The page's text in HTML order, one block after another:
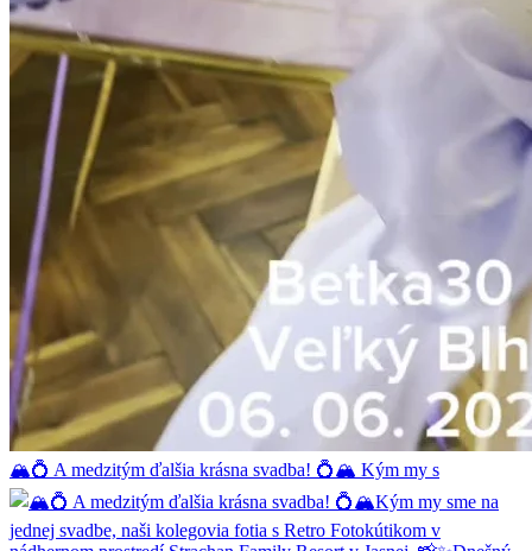
🏔️💍 A medzitým ďalšia krásna svadba! 💍🏔️ Kým my s